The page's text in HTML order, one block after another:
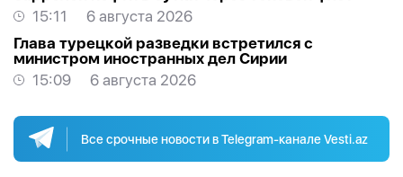
15:11
6 августа 2026
Глава турецкой разведки встретился с
министром иностранных дел Сирии
15:09
6 августа 2026
Все срочные новости в Telegram-канале Vesti.az